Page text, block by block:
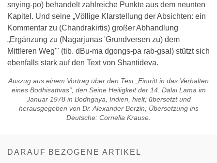
snying-po) behandelt zahlreiche Punkte aus dem neunten
Kapitel. Und seine „Völlige Klarstellung der Absichten: ein
Kommentar zu (Chandrakirtis) großer Abhandlung
„Ergänzung zu (Nagarjunas 'Grundversen zu) dem
Mittleren Weg'" (tib. dBu-ma dgongs-pa rab-gsal) stützt sich
ebenfalls stark auf den Text von Shantideva.
Auszug aus einem Vortrag über den Text „Eintritt in das Verhalten
eines Bodhisattvas“, den Seine Heiligkeit der 14. Dalai Lama im
Januar 1978 in Bodhgaya, Indien, hielt; übersetzt und
herausgegeben von Dr. Alexander Berzin; Übersetzung ins
Deutsche: Cornelia Krause.
DARAUF BEZOGENE ARTIKEL